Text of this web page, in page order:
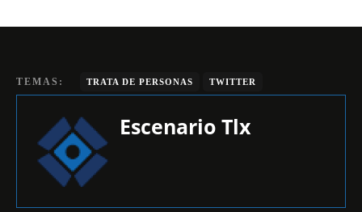
TEMAS: TRATA DE PERSONAS TWITTER
Escenario Tlx